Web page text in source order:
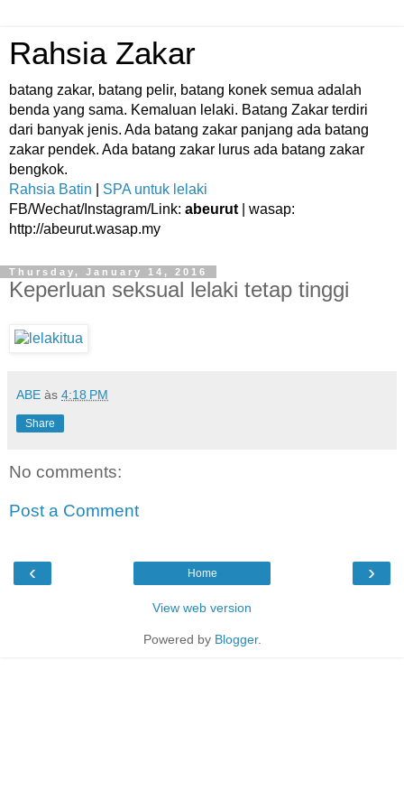
Rahsia Zakar
batang zakar, batang pelir, batang konek semua adalah
benda yang sama. Kemaluan lelaki. Batang Zakar terdiri
dari banyak jenis. Ada batang zakar panjang ada batang
zakar pendek. Ada batang zakar lurus ada batang zakar
bengkok.
Rahsia Batin
SPA untuk lelaki
FB/Wechat/Instagram/Link: abeurut | wasap:
http://abeurut.wasap.my
Thursday, January 14, 2016
Keperluan seksual lelaki tetap tinggi
ABE às 4:18 PM
Share
No comments:
Post a Comment
‹ ›
Home
View web version
Powered by Blogger.